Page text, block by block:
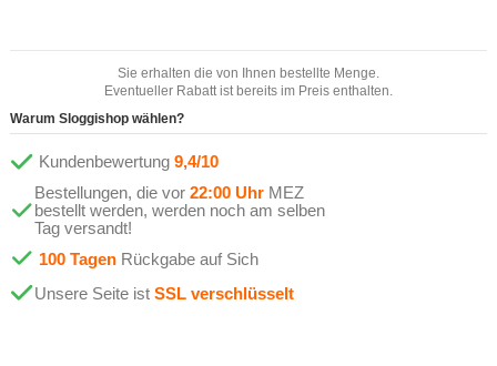
Sie erhalten die von Ihnen bestellte Menge.
Eventueller Rabatt ist bereits im Preis enthalten.
Warum Sloggishop wählen?
Kundenbewertung 9,4/10
Bestellungen, die vor 22:00 Uhr MEZ
bestellt werden, werden noch am selben
Tag versandt!
100 Tagen Rückgabe auf Sich
Unsere Seite ist SSL verschlüsselt